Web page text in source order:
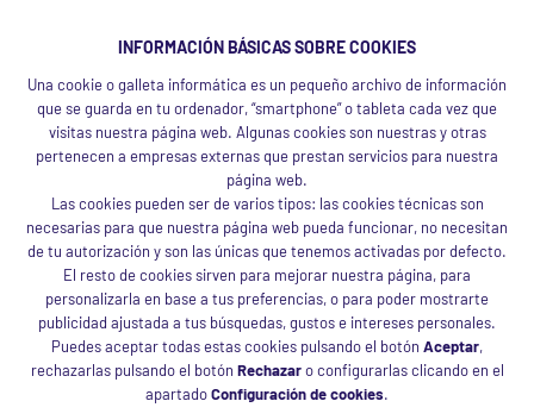
TE PUEDE INTERESAR
Entra en tu cuenta
Ver pedidos
Preguntas frecuentes
MÁS INFORMACIÓN
Canal ético
Condiciones de venta
Aviso legal
Protección de datos
Política de cookies
Política de inocuidad alimentaria
INFORMACIÓN BÁSICAS SOBRE COOKIES
Una cookie o galleta informática es un pequeño archivo de información
que se guarda en tu ordenador, “smartphone” o tableta cada vez que
visitas nuestra página web. Algunas cookies son nuestras y otras
pertenecen a empresas externas que prestan servicios para nuestra
página web.
Las cookies pueden ser de varios tipos: las cookies técnicas son
necesarias para que nuestra página web pueda funcionar, no necesitan
de tu autorización y son las únicas que tenemos activadas por defecto.
El resto de cookies sirven para mejorar nuestra página, para
personalizarla en base a tus preferencias, o para poder mostrarte
publicidad ajustada a tus búsquedas, gustos e intereses personales.
Puedes aceptar todas estas cookies pulsando el botón Aceptar,
rechazarlas pulsando el botón Rechazaro configurarlas clicando en el
apartadoConfiguración de cookies.